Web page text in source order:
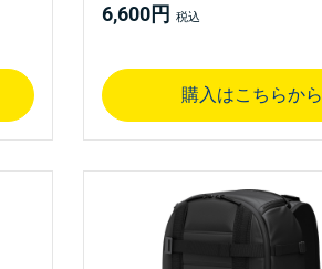
6,600円
購入はこちらから